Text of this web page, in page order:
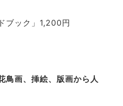
ブック」1,200円
鳥画、挿絵、版画から人